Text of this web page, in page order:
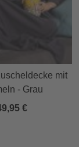
mit
- Grau
€